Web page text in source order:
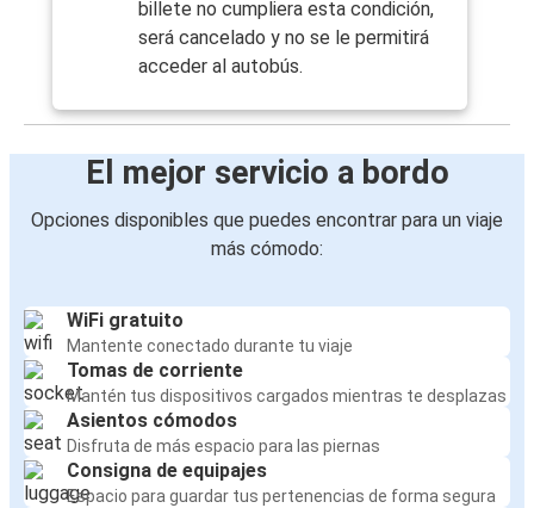
billete no cumpliera esta condición,
será cancelado y no se le permitirá
acceder al autobús.
El mejor servicio a bordo
Opciones disponibles que puedes encontrar para un viaje
más cómodo:
WiFi gratuito
Mantente conectado durante tu viaje
Tomas de corriente
Mantén tus dispositivos cargados mientras te desplazas
Asientos cómodos
Disfruta de más espacio para las piernas
Consigna de equipajes
Espacio para guardar tus pertenencias de forma segura